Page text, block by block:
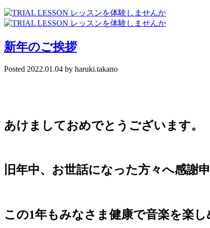
新年のご挨拶
Posted 2022.01.04 by haruki.takano
あけましておめでとうございます。
旧年中、お世話になった方々へ感謝
この1年もみなさま健康で音楽を楽し